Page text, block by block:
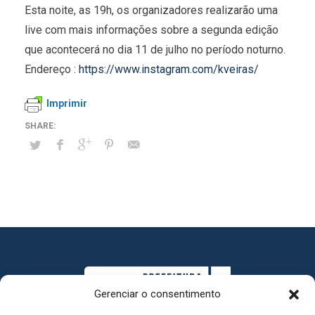
Gerenciar o consentimento
Esta noite, as 19h, os organizadores realizarão uma
live com mais informações sobre a segunda edição
que acontecerá no dia 11 de julho no período noturno.
Endereço : https://www.instagram.com/kveiras/
Imprimir